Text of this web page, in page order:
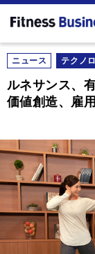
ニュース テクノ
ルネサンス、
価値創造、雇